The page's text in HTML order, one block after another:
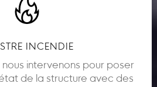
INCENDIE
intervenons pour poser
de la structure avec des